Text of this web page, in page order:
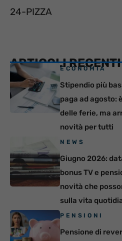
24-PIZZA
ARTICOLI RECENTI
ECONOMIA
Stipendio più
paga ad agosto:
delle ferie, ma
novità per tutti
NEWS
Giugno 2026:
bonus TV e
novità che
sulla vita
PENSIONI
Pensione di